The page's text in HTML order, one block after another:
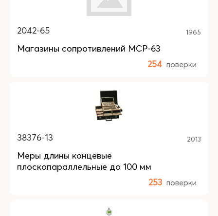
2042-65 1965
Магазины сопротивлений МСР-63
254 поверки
38376-13 2013
Меры длины концевые
плоскопараллельные до 100 мм
253 поверки